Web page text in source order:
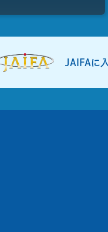
JAIFAに